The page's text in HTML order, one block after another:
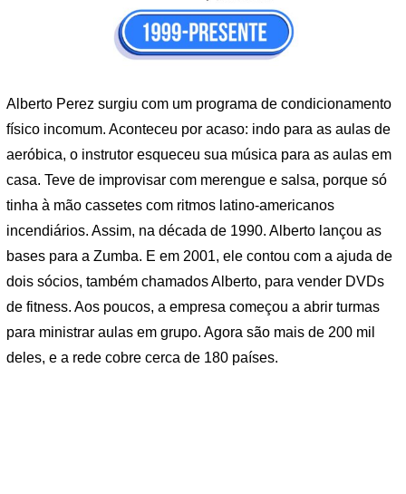
Alberto Perez surgiu com um programa de condicionamento
físico incomum. Aconteceu por acaso: indo para as aulas de
aeróbica, o instrutor esqueceu sua música para as aulas em
casa. Teve de improvisar com merengue e salsa, porque só
tinha à mão cassetes com ritmos latino-americanos
incendiários. Assim, na década de 1990. Alberto lançou as
bases para a Zumba. E em 2001, ele contou com a ajuda de
dois sócios, também chamados Alberto, para vender DVDs
de fitness. Aos poucos, a empresa começou a abrir turmas
para ministrar aulas em grupo. Agora são mais de 200 mil
deles, e a rede cobre cerca de 180 países.